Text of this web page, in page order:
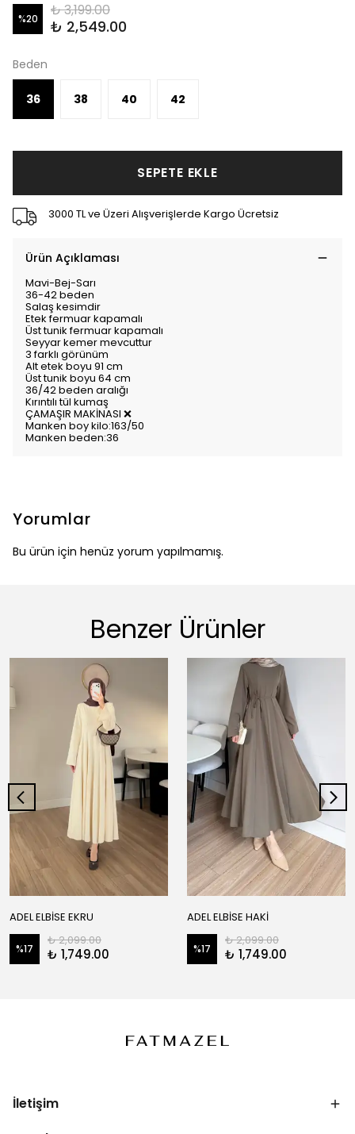
%20 ₺ 3,199.00
₺ 2,549.00
Beden
36 38 40 42
SEPETE EKLE
3000 TL ve Üzeri Alışverişlerde Kargo Ücretsiz
Ürün Açıklaması
Mavi-Bej-Sarı
36-42 beden
Salaş kesimdir
Etek fermuar kapamalı
Üst tunik fermuar kapamalı
Seyyar kemer mevcuttur
3 farklı görünüm
Alt etek boyu 91 cm
Üst tunik boyu 64 cm
36/42 beden aralığı
Kırıntılı tül kumaş
ÇAMAŞIR MAKİNASI ❌
Manken boy kilo:163/50
Manken beden:36
Yorumlar
Bu ürün için henüz yorum yapılmamış.
Benzer Ürünler
ADEL ELBİSE EKRU
%17
₺ 2,099.00
₺ 1,749.00
ADEL ELBİSE HAKİ
%17
₺ 2,099.00
₺ 1,749.00
İletişim